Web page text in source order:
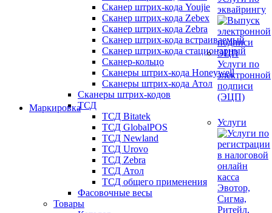
Сканер штрих-кода Youjie
Сканер штрих-кода Zebex
Сканер штрих-кода Zebra
Сканер штрих-кода встраиваемый
Сканер штрих-кода стационарный
Сканер-кольцо
Сканеры штрих-кода Honeywell
Сканеры штрих-кода Атол
Сканеры штрих-кодов
ТСД
ТСД Bitatek
ТСД GlobalPOS
ТСД Newland
ТСД Urovo
ТСД Zebra
ТСД Атол
ТСД общего применения
Фасовочные весы
Товары
эквайрингу
Услуги по
электронной
подписи
(ЭЦП)
Маркировка
Услуги